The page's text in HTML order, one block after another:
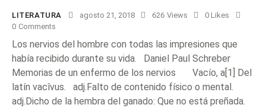
LITERATURA agosto 21, 2018 626 Views 0 Likes
0 Comments
Los nervios del hombre con todas las impresiones que
había recibido durante su vida. Daniel Paul Schreber
Memorias de un enfermo de los nervios Vacío, a[1] Del
latín vacîvus. adj.Falto de contenido físico o mental.
adj.Dicho de la hembra del ganado: Que no está preñada.